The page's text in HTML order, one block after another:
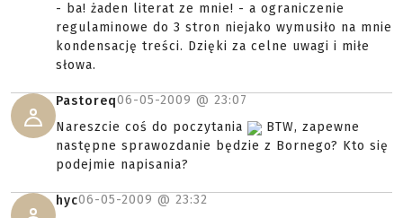
- ba! żaden literat ze mnie! - a ograniczenie
regulaminowe do 3 stron niejako wymusiło na mnie
kondensację treści. Dzięki za celne uwagi i miłe
słowa.
Pastoreq06-05-2009 @ 23:07
Nareszcie coś do poczytania
BTW, zapewne
następne sprawozdanie będzie z Bornego? Kto się
podejmie napisania?
hyc06-05-2009 @ 23:32